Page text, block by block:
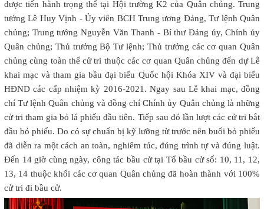
được tiến hành trọng thể tại Hội trường K2 của Quân chủng. Trung
tướng Lê Huy Vịnh - Ủy viên BCH Trung ương Đảng, Tư lệnh Quân
chủng; Trung tướng Nguyễn Văn Thanh - Bí thư Đảng ủy, Chính ủy
Quân chủng; Thủ trưởng Bộ Tư lệnh; Thủ trưởng các cơ quan Quân
chủng cùng toàn thể cử tri thuộc các cơ quan Quân chủng đến dự Lễ
khai mạc và tham gia bầu đại biểu Quốc hội Khóa XIV và đại biểu
HĐND các cấp nhiệm kỳ 2016-2021. Ngay sau Lễ khai mạc, đồng
chí Tư lệnh Quân chủng và đồng chí Chính ủy Quân chủng là những
cử tri tham gia bỏ lá phiếu đầu tiên. Tiếp sau đó lần lượt các cử tri bắt
đầu bỏ phiếu. Do có sự chuẩn bị kỹ lưỡng từ trước nên buổi bỏ phiếu
đã diễn ra một cách an toàn, nghiêm túc, đúng trình tự và đúng luật.
Đến 14 giờ cùng ngày, công tác bầu cử tại Tổ bầu cử số: 10, 11, 12,
13, 14 thuộc khối các cơ quan Quân chủng đã hoàn thành với 100%
cử tri đi bầu cử.